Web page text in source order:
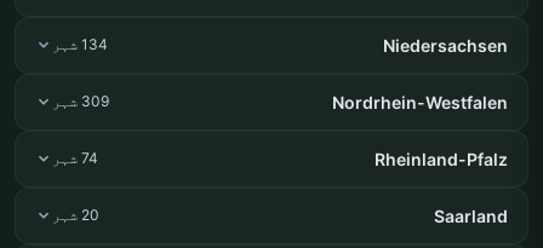
Niedersachsen 134 شہر
Nordrhein-Westfalen 309 شہر
Rheinland-Pfalz 74 شہر
Saarland 20 شہر